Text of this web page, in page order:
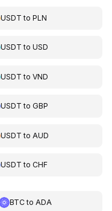
USDT toPLN
USDT toUSD
USDT toVND
USDT toGBP
USDT to AUD
USDT toCHF
BTCto ADA